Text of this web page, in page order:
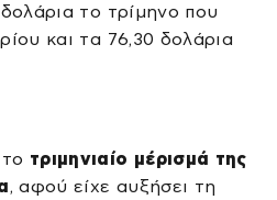
το τρίμηνο που
και τα 76,30 δολάρια
τριμηνιαίο μέρισμά της
, αφού είχε αυξήσει τη